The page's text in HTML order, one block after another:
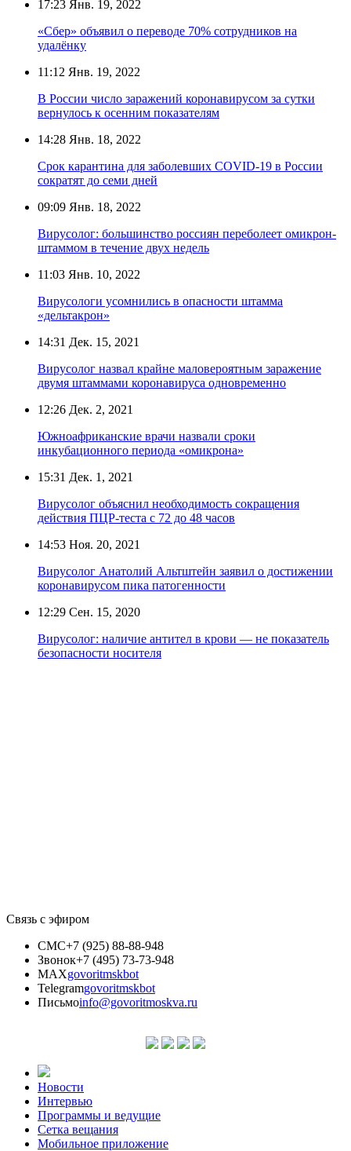
17:23 Янв. 19, 2022
«Сбер» объявил о переводе 70% сотрудников на
удалёнку
11:12 Янв. 19, 2022
В России число заражений коронавирусом за сутки
вернулось к осенним показателям
14:28 Янв. 18, 2022
Срок карантина для заболевших COVID-19 в России
сократят до семи дней
09:09 Янв. 18, 2022
Вирусолог: большинство россиян переболеет омикрон-
штаммом в течение двух недель
11:03 Янв. 10, 2022
Вирусологи усомнились в опасности штамма
«дельтакрон»
14:31 Дек. 15, 2021
Вирусолог назвал крайне маловероятным заражение
двумя штаммами коронавируса одновременно
12:26 Дек. 2, 2021
Южноафриканские врачи назвали сроки
инкубационного периода «омикрона»
15:31 Дек. 1, 2021
Вирусолог объяснил необходимость сокращения
действия ПЦР-теста с 72 до 48 часов
14:53 Ноя. 20, 2021
Вирусолог Анатолий Альтштейн заявил о достижении
коронавирусом пика патогенности
12:29 Сен. 15, 2020
Вирусолог: наличие антител в крови — не показатель
безопасности носителя
Связь с эфиром
СМС+7 (925) 88-88-948
Звонок+7 (495) 73-73-948
MAXgovoritmskbot
Telegramgovoritmskbot
Письмоinfo@govoritmoskva.ru
Новости
Интервью
Программы и ведущие
Сетка вещания
Мобильное приложение